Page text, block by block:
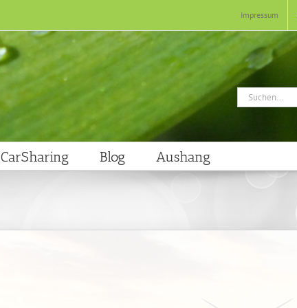
Impressum
Suche
nach:
CarSharing Blog Aushang